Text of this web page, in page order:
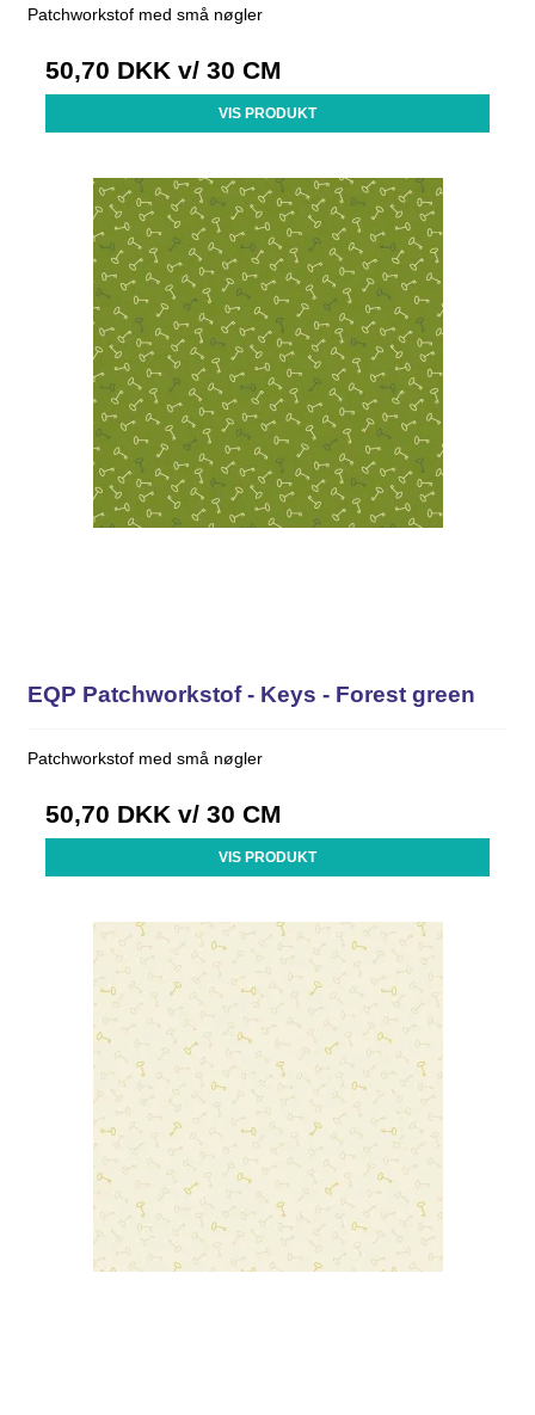
Patchworkstof med små nøgler
50,70 DKK v/ 30 CM
VIS PRODUKT
EQP Patchworkstof - Keys - Forest green
Patchworkstof med små nøgler
50,70 DKK v/ 30 CM
VIS PRODUKT